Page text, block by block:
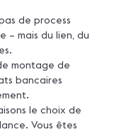
de process
– mais du lien, du
montage de
bancaires
le choix de
Vous êtes